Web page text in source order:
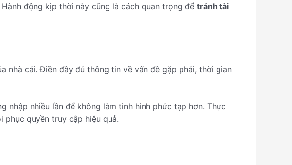
động kịp thời này cũng là cách quan trọng để tránh tài
nhà cái. Điền đầy đủ thông tin về vấn đề gặp phải, thời gian
nhập nhiều lần để không làm tình hình phức tạp hơn. Thực
phục quyền truy cập hiệu quả.